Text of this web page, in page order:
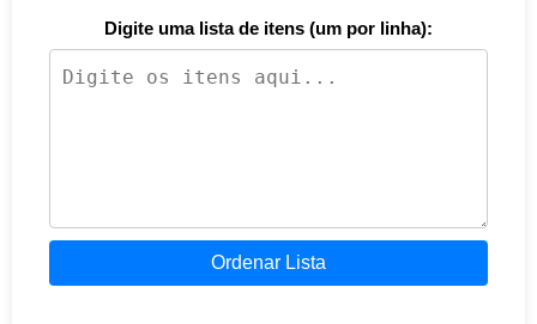
Digite uma lista de itens (um por linha):
Ordenar Lista